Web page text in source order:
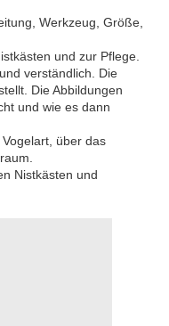
Werkzeug, Größe,
und zur Pflege.
verständlich. Die
Die Abbildungen
und wie es dann
über das
Nistkästen und